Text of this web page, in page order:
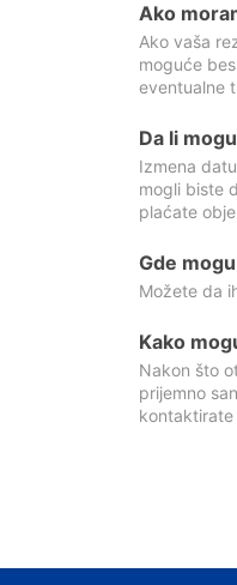
Ako
Ako vaša
moguće
eventualne
Da li
Izmena
mogli biste
plaćate
Gde
Možete da
Kako
Nakon što
prijemno